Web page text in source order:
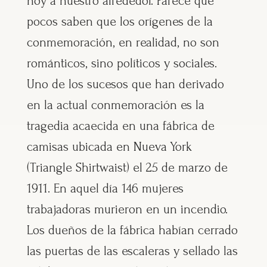
pocos saben que los orígenes de la
conmemoración, en realidad, no son
románticos, sino políticos y sociales.
Uno de los sucesos que han derivado
en la actual conmemoración es la
tragedia acaecida en una fábrica de
camisas ubicada en Nueva York
(Triangle Shirtwaist) el 25 de marzo de
1911. En aquel día 146 mujeres
trabajadoras murieron en un incendio.
Los dueños de la fábrica habían cerrado
las puertas de las escaleras y sellado las